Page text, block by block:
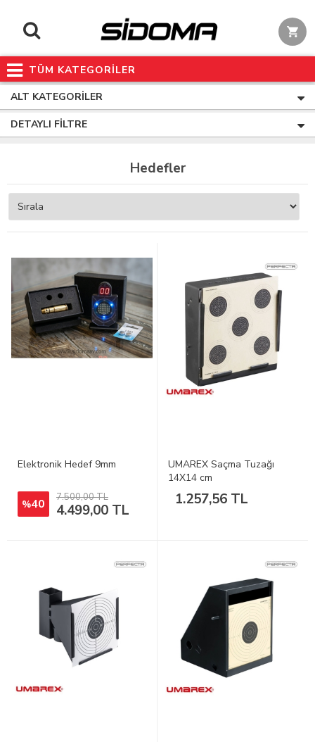
TÜM KATEGORİLER
ALT KATEGORILER
DETAYLI FILTRE
Hedefler
Elektronik Hedef 9mm
%40 7.500,00 TL
4.499,00 TL
UMAREX Saçma Tuzağı
14X14 cm
1.257,56 TL